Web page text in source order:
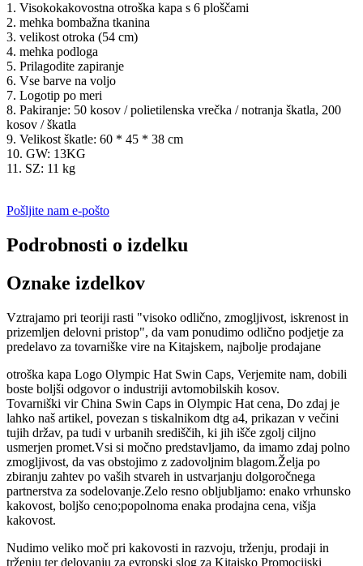
1. Visokokakovostna otroška kapa s 6 ploščami
2. mehka bombažna tkanina
3. velikost otroka (54 cm)
4. mehka podloga
5. Prilagodite zapiranje
6. Vse barve na voljo
7. Logotip po meri
8. Pakiranje: 50 kosov / polietilenska vrečka / notranja škatla, 200
kosov / škatla
9. Velikost škatle: 60 * 45 * 38 cm
10. GW: 13KG
11. SZ: 11 kg
Pošljite nam e-pošto
Podrobnosti o izdelku
Oznake izdelkov
Vztrajamo pri teoriji rasti "visoko odlično, zmogljivost, iskrenost in
prizemljen delovni pristop", da vam ponudimo odlično podjetje za
predelavo za tovarniške vire na Kitajskem, najbolje prodajane
otroška kapa Logo Olympic Hat Swin Caps, Verjemite nam, dobili
boste boljši odgovor o industriji avtomobilskih kosov.
Tovarniški vir China Swin Caps in Olympic Hat cena, Do zdaj je
lahko naš artikel, povezan s tiskalnikom dtg a4, prikazan v večini
tujih držav, pa tudi v urbanih središčih, ki jih išče zgolj ciljno
usmerjen promet.Vsi si močno predstavljamo, da imamo zdaj polno
zmogljivost, da vas obstojimo z zadovoljnim blagom.Želja po
zbiranju zahtev po vaših stvareh in ustvarjanju dolgoročnega
partnerstva za sodelovanje.Zelo resno obljubljamo: enako vrhunsko
kakovost, boljšo ceno;popolnoma enaka prodajna cena, višja
kakovost.
Nudimo veliko moč pri kakovosti in razvoju, trženju, prodaji in
trženju ter delovanju za evropski slog za Kitajsko Promocijski